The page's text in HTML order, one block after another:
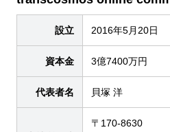
設立 2016年5月20日
資本金 3億7400万円
代表者名 貝塚 洋
〒170-8630